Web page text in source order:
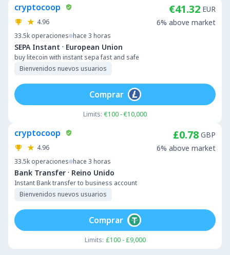
cryptocoop
4.96
33.5k operaciones hace 3 horas
SEPA Instant · European Union
buy litecoin with instant sepa fast and safe
Bienvenidos nuevos usuarios
€41.32 EUR
6% above market
Limits: €100 - €10,000
Comprar
cryptocoop
4.96
33.5k operaciones hace 3 horas
Bank Transfer · Reino Unido
Instant Bank transfer to business account
Bienvenidos nuevos usuarios
£0.78 GBP
6% above market
Limits: £100 - £9,000
Comprar